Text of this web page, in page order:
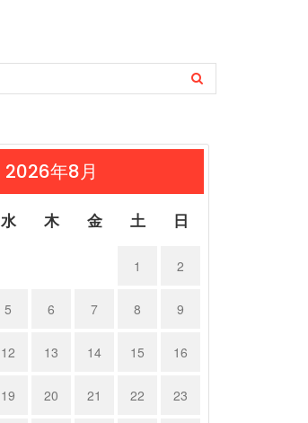
2026年8月
水 木 金 土 日
1 2
5 6 7 8 9
12 13 14 15 16
19 20 21 22 23